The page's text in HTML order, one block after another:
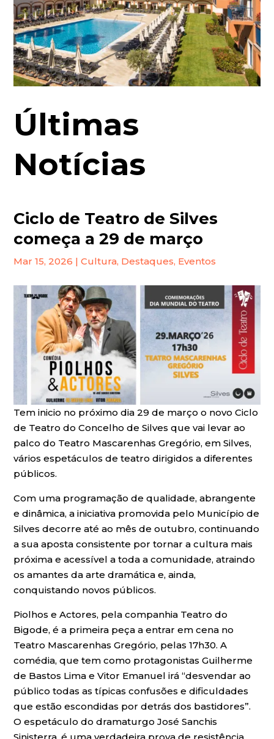
Últimas
Notícias
Ciclo de Teatro de Silves
começa a 29 de março
Mar 15, 2026 |Cultura, Destaques, Eventos
Tem inicio no próximo dia 29 de março o novo Ciclo
de Teatro do Concelho de Silves que vai levar ao
palco do Teatro Mascarenhas Gregório, em Silves,
vários espetáculos de teatro dirigidos a diferentes
públicos.
Com uma programação de qualidade, abrangente
e dinâmica, a iniciativa promovida pelo Município de
Silves decorre até ao mês de outubro, continuando
a sua aposta consistente por tornar a cultura mais
próxima e acessível a toda a comunidade, atraindo
os amantes da arte dramática e, ainda,
conquistando novos públicos.
Piolhos e Actores, pela companhia Teatro do
Bigode, é a primeira peça a entrar em cena no
Teatro Mascarenhas Gregório, pelas 17h30. A
comédia, que tem como protagonistas Guilherme
de Bastos Lima e Vitor Emanuel irá “desvendar ao
público todas as típicas confusões e dificuldades
que estão escondidas por detrás dos bastidores”.
O espetáculo do dramaturgo José Sanchis